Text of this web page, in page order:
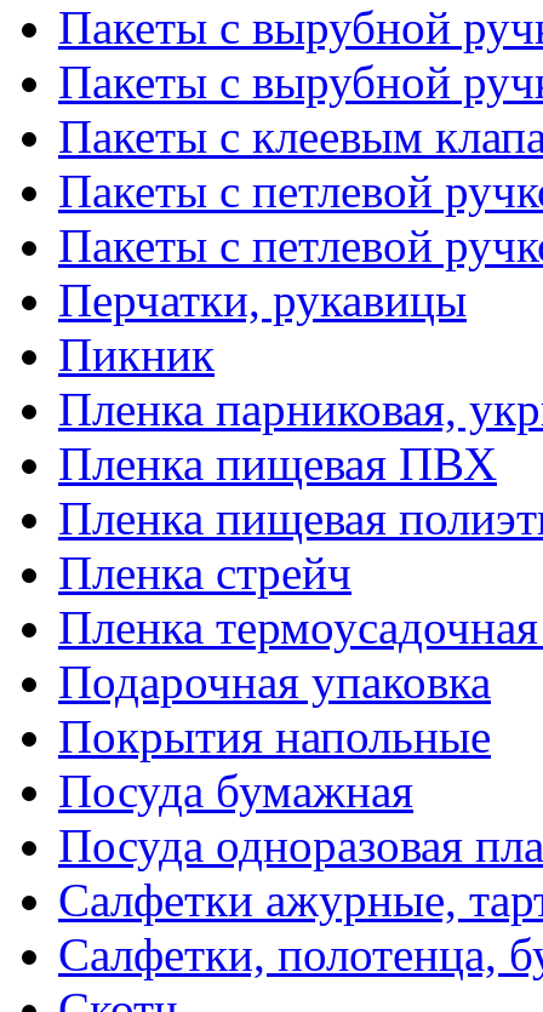
Пакеты с вырубной
Пакеты с вырубной
Пакеты с клеевым
Пакеты с петлевой
Пакеты с петлевой
Перчатки, рукавицы
Пикник
Пленка парниковая,
Пленка пищевая ПВХ
Пленка пищевая
Пленка стрейч
Пленка
Подарочная упаковка
Покрытия напольные
Посуда бумажная
Посуда одноразовая
Салфетки ажурные,
Салфетки, полотенца,